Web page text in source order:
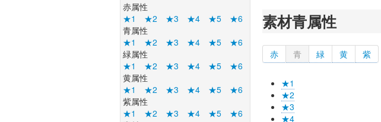
赤属性
★1
★2 ★3 ★4 ★5
★6
青属性
★1
★2 ★3 ★4 ★5
★6
緑属性
★1
★2 ★3 ★4 ★5
★6
黄属性
★1
★2 ★3 ★4 ★5
★6
紫属性
★1
★2 ★3 ★4 ★5
★6
素材青属性
赤 青 緑 黄 紫
★1
★2
★3
★4